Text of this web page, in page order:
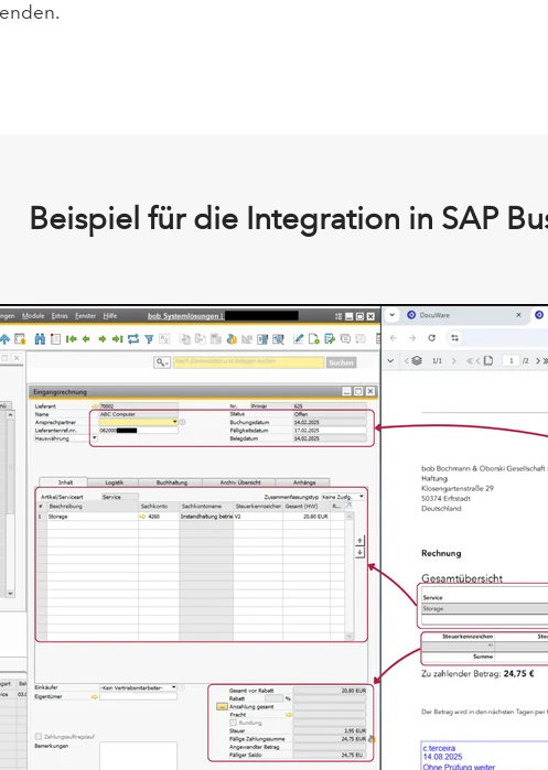
Beispiel für die Integration in SAP